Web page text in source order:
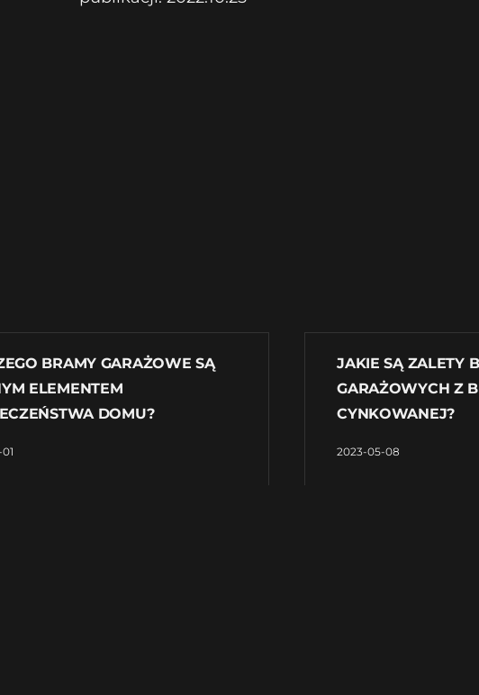
BRAMY GARAŻOWE SĄ
ELEMENTEM
DOMU?
JAKIE SĄ ZALETY
GARAŻOWYCH Z
CYNKOWANEJ?
2023-05-08